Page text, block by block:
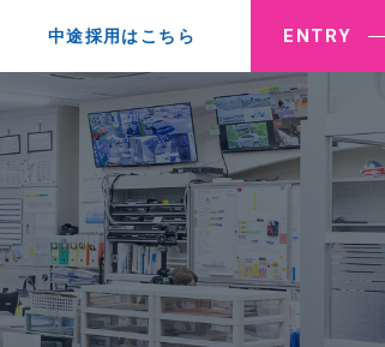
中途採用はこちら ENTRY